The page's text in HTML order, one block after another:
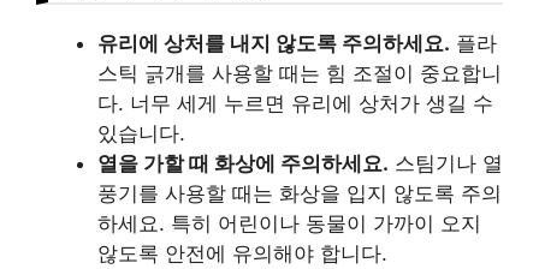
유리에 상처를 내지 않도록 주의하세요. 플라
스틱 긁개를 사용할 때는 힘 조절이 중요합니
다. 너무 세게 누르면 유리에 상처가 생길 수
있습니다.
열을 가할 때 화상에 주의하세요. 스팀기나 열
풍기를 사용할 때는 화상을 입지 않도록 주의
하세요. 특히 어린이나 동물이 가까이 오지
않도록 안전에 유의해야 합니다.